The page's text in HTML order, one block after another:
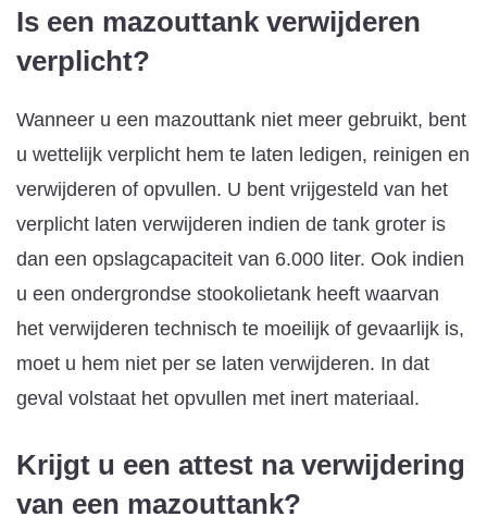
Is een mazouttank verwijderen
verplicht?
Wanneer u een mazouttank niet meer gebruikt, bent
u wettelijk verplicht hem te laten ledigen, reinigen en
verwijderen of opvullen. U bent vrijgesteld van het
verplicht laten verwijderen indien de tank groter is
dan een opslagcapaciteit van 6.000 liter. Ook indien
u een ondergrondse stookolietank heeft waarvan
het verwijderen technisch te moeilijk of gevaarlijk is,
moet u hem niet per se laten verwijderen. In dat
geval volstaat het opvullen met inert materiaal.
Krijgt u een attest na verwijdering
van een mazouttank?